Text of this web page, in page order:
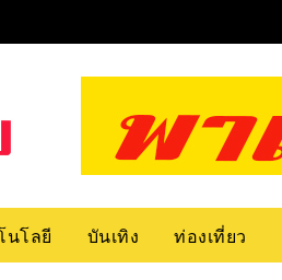
นโลยี บันเทิง ท่องเที่ยว